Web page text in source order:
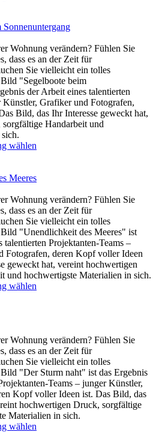
Wohnung verändern? Fühlen Sie
dass es an der Zeit für
Sie vielleicht ein tolles
"Segelboote beim
der Arbeit eines talentierten
Künstler, Grafiker und Fotografen,
Bild, das Ihr Interesse geweckt hat,
Handarbeit und
wählen
Meeres
Wohnung verändern? Fühlen Sie
dass es an der Zeit für
Sie vielleicht ein tolles
"Unendlichkeit des Meeres" ist
talentierten Projektanten-Teams –
Fotografen, deren Kopf voller Ideen
geweckt hat, vereint hochwertigen
und hochwertigste Materialien in sich.
wählen
Wohnung verändern? Fühlen Sie
dass es an der Zeit für
Sie vielleicht ein tolles
"Der Sturm naht" ist das Ergebnis
Teams – junger Künstler,
Kopf voller Ideen ist. Das Bild, das
hochwertigen Druck, sorgfältige
Materialien in sich.
wählen